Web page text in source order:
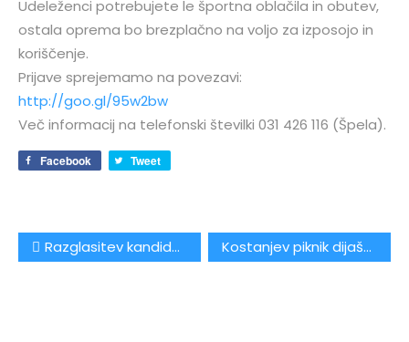
Udeleženci potrebujete le športna oblačila in obutev,
ostala oprema bo brezplačno na voljo za izposojo in
koriščenje.
Prijave sprejemamo na povezavi:
http://goo.gl/95w2bw
Več informacij na telefonski številki 031 426 116 (Špela).
Facebook Tweet
Navigacija
prispevka
Razglasitev kandidatov za svetnika Sveta ŠOLS Kostanjev piknik dijaške sekcije